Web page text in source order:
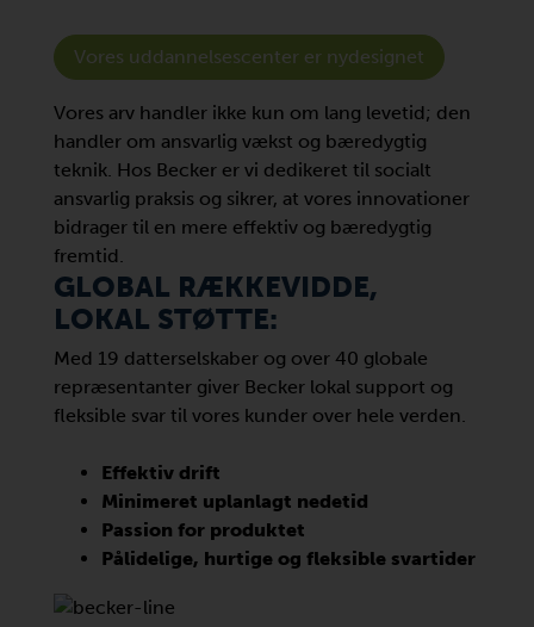
Vores uddannelsescenter er nydesignet
Vores arv handler ikke kun om lang levetid; den
handler om ansvarlig vækst og bæredygtig
teknik. Hos Becker er vi dedikeret til socialt
ansvarlig praksis og sikrer, at vores innovationer
bidrager til en mere effektiv og bæredygtig
fremtid.
GLOBAL RÆKKEVIDDE,
LOKAL STØTTE:
Med 19 datterselskaber og over 40 globale
repræsentanter giver Becker lokal support og
fleksible svar til vores kunder over hele verden.
Effektiv drift
Minimeret uplanlagt nedetid
Passion for produktet
Pålidelige, hurtige og fleksible svartider